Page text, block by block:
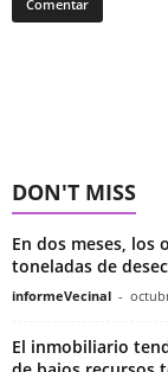
DON'T MISS
En dos meses, los
toneladas de
informeVecinal -
El inmobiliario